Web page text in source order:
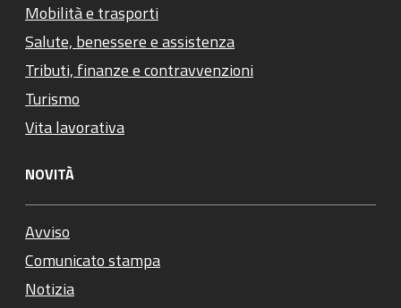
Mobilità e trasporti
Salute, benessere e assistenza
Tributi, finanze e contravvenzioni
Turismo
Vita lavorativa
NOVITÀ
Avviso
Comunicato stampa
Notizia